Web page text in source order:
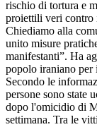
rischio di tortura e
proiettili veri contro
Chiediamo alla
unito misure
manifestanti”. Ha
popolo iraniano per
Secondo le
persone sono state
dopo l'omicidio di
settimana. Tra le